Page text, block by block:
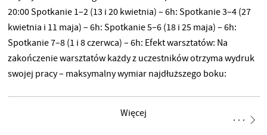
20:00 Spotkanie 1–2 (13 i 20 kwietnia) – 6h: Spotkanie 3–4 (27
kwietnia i 11 maja) – 6h: Spotkanie 5–6 (18 i 25 maja) – 6h:
Spotkanie 7–8 (1 i 8 czerwca) – 6h: Efekt warsztatów: Na
zakończenie warsztatów każdy z uczestników otrzyma wydruk
swojej pracy – maksymalny wymiar najdłuższego boku:
w programie do grafiki 3d oraz wiedzy na temat podstaw druku
Więcej